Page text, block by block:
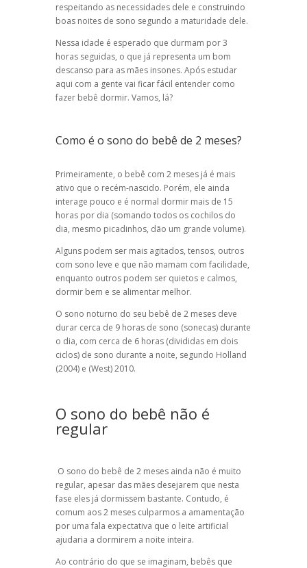
respeitando as necessidades dele e construindo
boas noites de sono segundo a maturidade dele.
Nessa idade é esperado que durmam por 3
horas seguidas, o que já representa um bom
descanso para as mães insones. Após estudar
aqui com a gente vai ficar fácil entender como
fazer bebê dormir. Vamos, lá?
Como é o sono do bebê de 2 meses?
Primeiramente, o bebê com 2 meses já é mais
ativo que o recém-nascido. Porém, ele ainda
interage pouco e é normal dormir mais de 15
horas por dia (somando todos os cochilos do
dia, mesmo picadinhos, dão um grande volume).
Alguns podem ser mais agitados, tensos, outros
com sono leve e que não mamam com facilidade,
enquanto outros podem ser quietos e calmos,
dormir bem e se alimentar melhor.
O sono noturno do seu bebê de 2 meses deve
durar cerca de 9 horas de sono (sonecas) durante
o dia, com cerca de 6 horas (divididas em dois
ciclos) de sono durante a noite, segundo Holland
(2004) e (West) 2010.
O sono do bebê não é
regular
O sono do bebê de 2 meses ainda não é muito
regular, apesar das mães desejarem que nesta
fase eles já dormissem bastante. Contudo, é
comum aos 2 meses culparmos a amamentação
por uma fala expectativa que o leite artificial
ajudaria a dormirem a noite inteira.
Ao contrário do que se imaginam, bebês que